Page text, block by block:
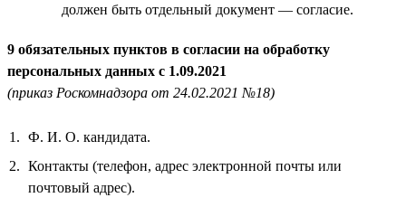
должен быть отдельный документ — согласие.
9 обязательных пунктов в согласии на обработку
персональных данных с 1.09.2021
(приказ Роскомнадзора от 24.02.2021 №18)
Ф. И. О. кандидата.
Контакты (телефон, адрес электронной почты или
почтовый адрес).